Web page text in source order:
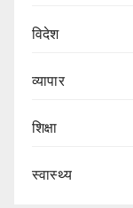
विदेश
व्यापार
शिक्षा
स्वास्थ्य